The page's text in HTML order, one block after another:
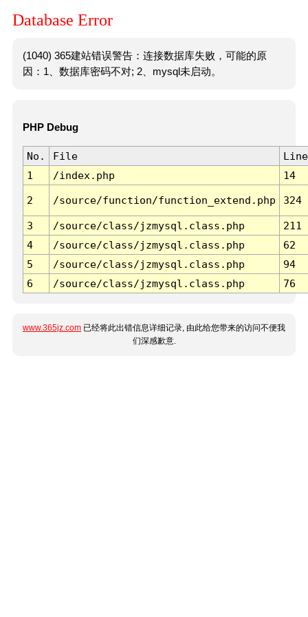
Database Error
(1040) 365建站错误警告：连接数据库失败，可能的原
因：1、数据库密码不对; 2、mysql未启动。
PHP Debug
No. File
Line
1
/index.php 14
2 /source/function/function_extend.php 324
3 /source/class/jzmysql.class.php
211
4
/source/class/jzmysql.class.php
62
5
/source/class/jzmysql.class.php
94
6
/source/class/jzmysql.class.php 76
www.365jz.com 已经将此出错信息详细记录, 由此给您带来的访问不便我
们深感歉意.